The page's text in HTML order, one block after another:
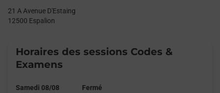
21 A Avenue D'Estaing
12500 Espalion
Horaires des sessions Codes &
Examens
Samedi 08/08
Fermé